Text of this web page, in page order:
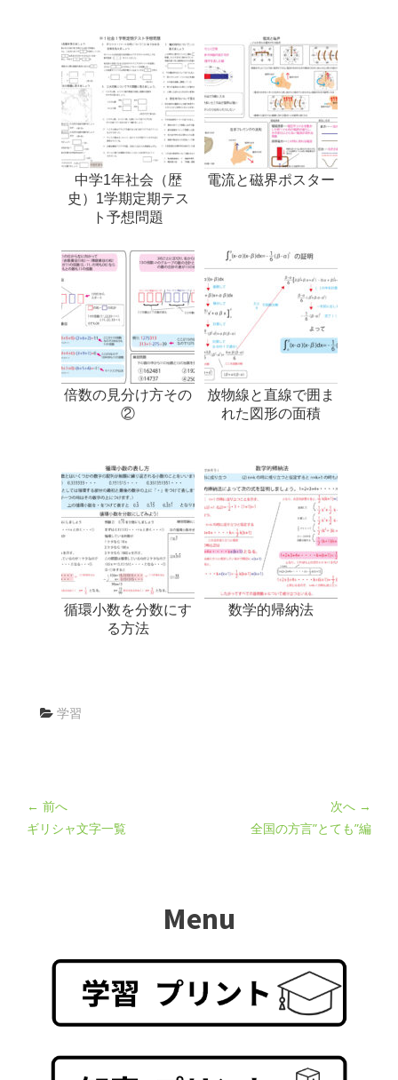
中学1年社会（歴
史）1学期定期テス
ト予想問題
電流と磁界ポスター
倍数の見分け方その
②
放物線と直線で囲ま
れた図形の面積
循環小数を分数にす
る方法
数学的帰納法
学習
← 前へ
ギリシャ文字一覧
次へ →
全国の方言”とても”編
Menu